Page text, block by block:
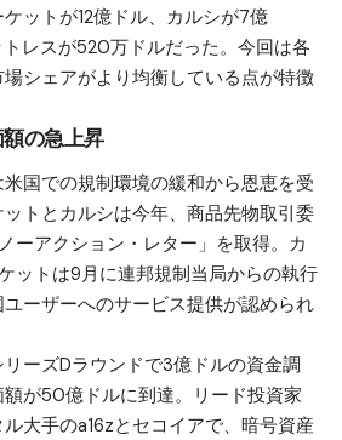
ットが12億ドル、カルシが7億
レスが520万ドルだった。今回は各
シェアがより均衡している点が特徴
の急上昇
国での規制環境の緩和から恩恵を受
トとカルシは今年、商品先物取引委
ーアクション・レター」を取得。カ
ットは9月に連邦規制当局からの執行
ーザーへのサービス提供が認められ
ーズDラウンドで3億ドルの資金調
が50億ドルに到達。リード投資家
大手のa16zとセコイアで、暗号資産